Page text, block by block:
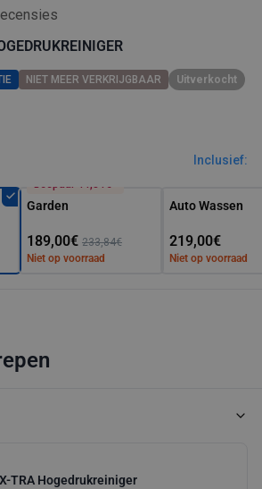
NIET MEER VERKRIJGBAAR Uitverkocht
Inclusief:
Bespaar 44,84€*
Garden
189,00€ 233,84€
Niet op voorraad
Auto Wassen
219,00€
Niet op voorraad
TRA Hogedrukreiniger